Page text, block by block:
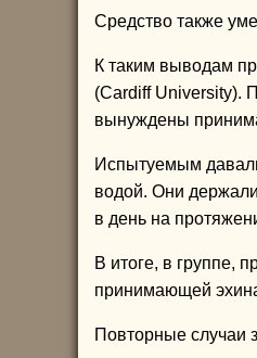
Средство также
К таким выводам
(Cardiff University).
вынуждены
Испытуемым
водой. Они
в день на
В итоге, в группе,
принимающей
Повторные случаи